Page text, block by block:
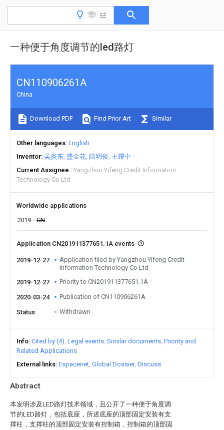
一种便于角度调节的led路灯
Abstract
本发明涉及LED路灯技术领域，且公开了一种便于角度调
节的LED路灯，包括底座，所述底座的顶部固定安装有支
撑柱，支撑柱的顶部固定安装有控制箱，控制箱的顶部固
CN110906261A
China
Download PDF Find Prior Art Similar
Other languages English
Inventor 吴炎东 盛金花 陆明俊 王耀中
Current Assignee
Yangzhou Yifeng Credit Information
Technology Co Ltd
Worldwide applications
2019
CN
Application CN201911377651.1A events
2019-12-27
Application filed by Yangzhou Yifeng Credit
Information Technology Co Ltd
2019-12-27
Priority to CN201911377651.1A
2020-03-24 Publication of CN110906261A
Status Withdrawn
Info Cited by (4) Legal events Similar documents Priority and
Related Applications
External links Espacenet Global Dossier Discuss